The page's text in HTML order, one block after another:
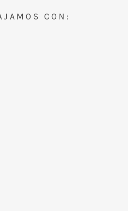
CON: